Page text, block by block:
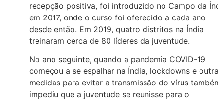
recepção positiva, foi introduzido no Campo da
em 2017, onde o curso foi oferecido a cada ano
desde então. Em 2019, quatro distritos na Índia
treinaram cerca de 80 líderes da juventude.
No ano seguinte, quando a pandemia COVID-19
começou a se espalhar na Índia, lockdowns e
medidas para evitar a transmissão do vírus
impediu que a juventude se reunisse para o